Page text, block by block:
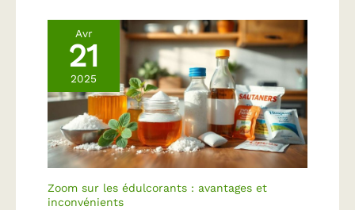
Avr
21
2025
Zoom sur les édulcorants : avantages et
inconvénients